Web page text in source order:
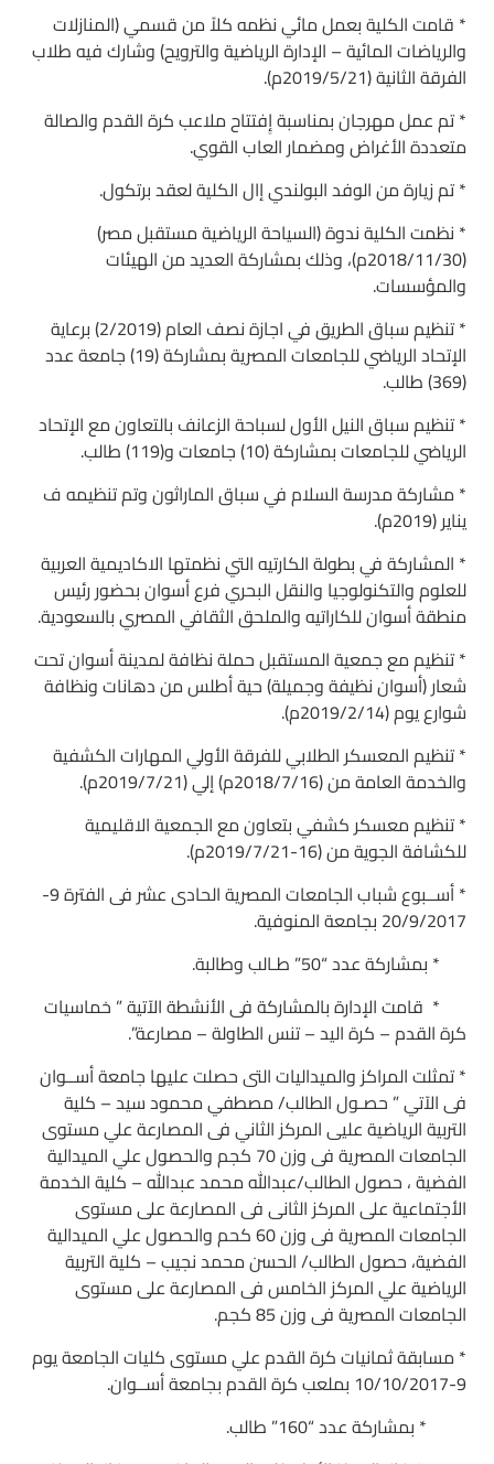
* قامت الكلية بعمل مائي نظمه كلاً من قسمي (المنازلات
والرياضات المائية – الإدارة الرياضية والترويح) وشارك فيه طلاب
الفرقة الثانية (2019/5/21م).
* تم عمل مهرجان بمناسبة إِفتتاح ملاعب كرة القدم والصالة
متعددة الأغراض ومضمار العاب القوي.
* تم زيارة من الوفد البولندي إال الكلية لعقد برتكول.
* نظمت الكلية ندوة (السياحة الرياضية مستقبل مصر)
(2018/11/30م)، وذلك بمشاركة العديد من الهيئات
والمؤسسات.
* تنظيم سباق الطريق في اجازة نصف العام (2/2019) برعاية
الإتحاد الرياضي للجامعات المصرية بمشاركة (19) جامعة عدد
(369) طالب.
* تنظيم سباق النيل الأول لسباحة الزعانف بالتعاون مع الإتحاد
الرياضي للجامعات بمشاركة (10) جامعات و(119) طالب.
* مشاركة مدرسة السلام في سباق الماراثون وتم تنظيمه ف
يناير (2019م).
* المشاركة في بطولة الكارتيه التي نظمتها الاكاديمية العربية
للعلوم والتكنولوجيا والنقل البحري فرع أسوان بحضور رئيس
منطقة أسوان للكاراتيه والملحق الثقافي المصري بالسعودية.
* تنظيم مع جمعية المستقبل حملة نظافة لمدينة أسوان تحت
شعار (أسوان نظيفة وجميلة) حية أطلس من دهانات ونظافة
شوارع يوم (2019/2/14م).
* تنظيم المعسكر الطلابي للفرقة الأولي المهارات الكشفية
والخدمة العامة من (2018/7/16م) إلي (2019/7/21م).
* تنظيم معسكر كشفي بتعاون مع الجمعية الاقليمية
للكشافة الجوية من (16-2019/7/21م).
* أســبوع شباب الجامعات المصرية الحادى عشر فى الفترة 9-
20/9/2017 بجامعة المنوفية.
* بمشاركة عدد “50” طـالب وطالبة.
* قامت الإدارة بالمشاركة فى الأنشطة الآتية ” خماسيات
كرة القدم – كرة اليد – تنس الطاولة – مصارعة”.
* تمثلت المراكز والميداليات التى حصلت عليها جامعة أســوان
فى الآتي ” حصـول الطالب/ مصطفي محمود سيد – كلية
التربية الرياضية عليى المركز الثاني فى المصارعة علي مستوى
الجامعات المصرية فى وزن 70 كجم والحصول علي الميدالية
الفضية ، حصول الطالب/عبدالله محمد عبدالله – كلية الخدمة
الأجتماعية على المركز الثانى فى المصارعة على مستوى
الجامعات المصرية فى وزن 60 كحم والحصول علي الميدالية
الفضية، حصول الطالب/ الحسن محمد نجيب – كلية التربية
الرياضية علي المركز الخامس فى المصارعة على مستوى
الجامعات المصرية فى وزن 85 كجم.
* مسابقة ثمانيات كرة القدم علي مستوى كليات الجامعة يوم
9-10/10/2017 بملعب كرة القدم بجامعة أســوان.
* بمشاركة عدد “160” طالب.